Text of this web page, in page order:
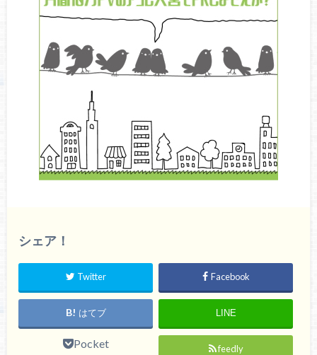
シェア！
Twitter Facebook
はてブ LINE
Pocket feedly